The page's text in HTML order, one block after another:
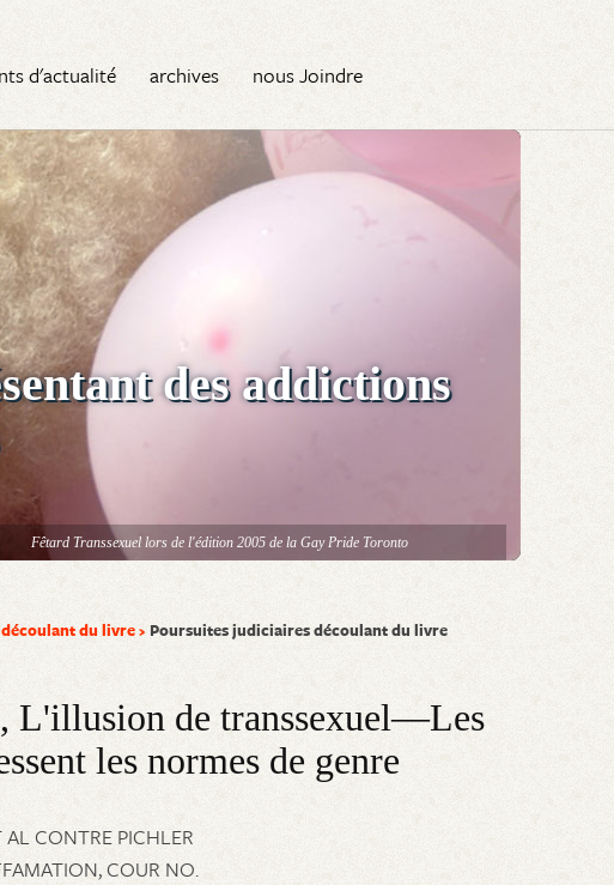
des addictions
Fêtard Transsexuel lors de l'édition 2005 de la Gay Pride Toronto
du livre Poursuites judiciaires découlant du livre
L'illusion de transsexuel—Les
les normes de genre
AL CONTRE PICHLER
COUR NO.
d'actualité archives nous Joindre